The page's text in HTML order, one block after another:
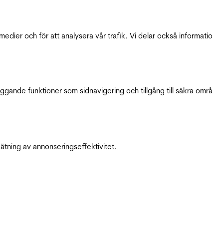
och för att analysera vår trafik. Vi delar också
funktioner som sidnavigering och tillgång till säkra
av annonseringseffektivitet.